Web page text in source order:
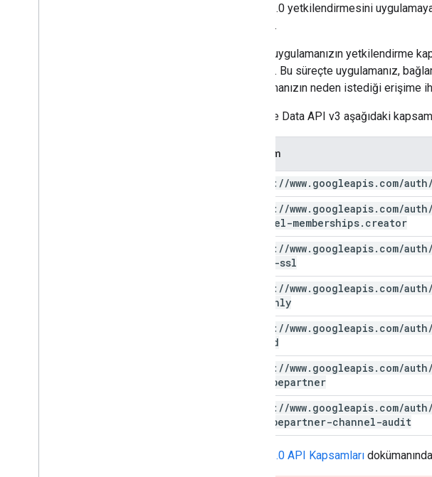
OAuth 2.0 yetkilendirmesini
öneririz.
Ayrıca, uygulamanızın yetkilendirme
öneririz. Bu süreçte uygulamanız,
uygulamanızın neden istediği erişime
YouTube Data API v3 aşağıdaki
Kapsam
https: //www. googleapis. com/auth/
https: //www. googleapis. com/auth/
channel-memberships. creator
https: //www. googleapis. com/auth/
force-ssl
https: //www. googleapis. com/auth/
readonly
https: //www. googleapis. com/auth/
upload
https: //www. googleapis. com/auth/
youtubepartner
https: //www. googleapis. com/auth/
youtubepartner-channel-audit
OAuth 2.0 API Kapsamları